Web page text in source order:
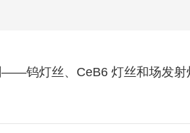
钨灯丝、CeB6 灯丝和场发射